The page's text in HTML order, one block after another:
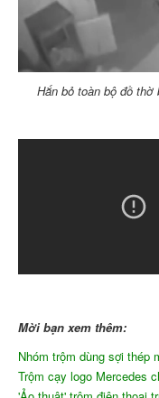
Hắn bỏ toàn bộ đồ
Mời bạn xem thêm:
Nhóm trộm dùng sợi thép
Trộm cạy logo Mercedes